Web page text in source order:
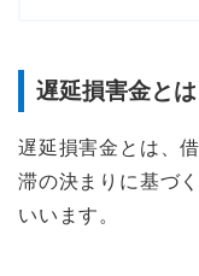
遅延損害金とは
遅延損害金とは、
滞の決まりに基づ
いいます。